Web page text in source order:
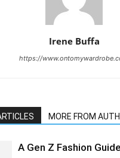
Irene Buffa
https://
MORE FROM
A Gen Z Fashion Guide